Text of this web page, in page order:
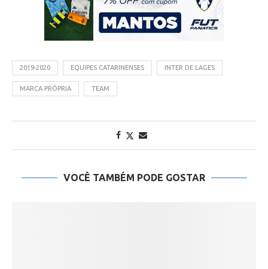
2019-2020 EQUIPES CATARINENSES INTER DE LAGES
MARCA PRÓPRIA TEAM
VOCÊ TAMBÉM PODE GOSTAR